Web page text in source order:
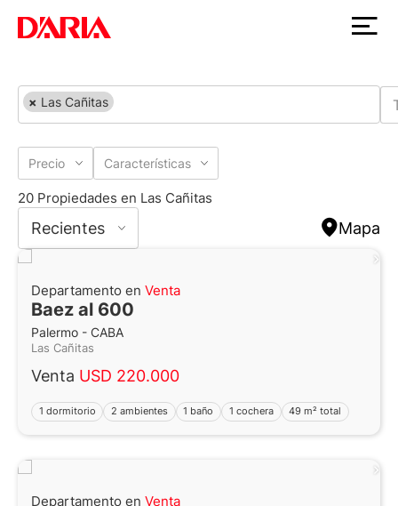
× Las Cañitas
Precio Características
20 Propiedades en Las Cañitas
Recientes Mapa
Departamento en Venta
Baez al 600
Palermo - CABA
Las Cañitas
Venta USD 220.000
1 dormitorio 2 ambientes 1 baño 1 cochera 49 m² total
Departamento en Venta